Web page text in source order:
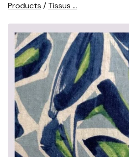
Products / Tissus ...